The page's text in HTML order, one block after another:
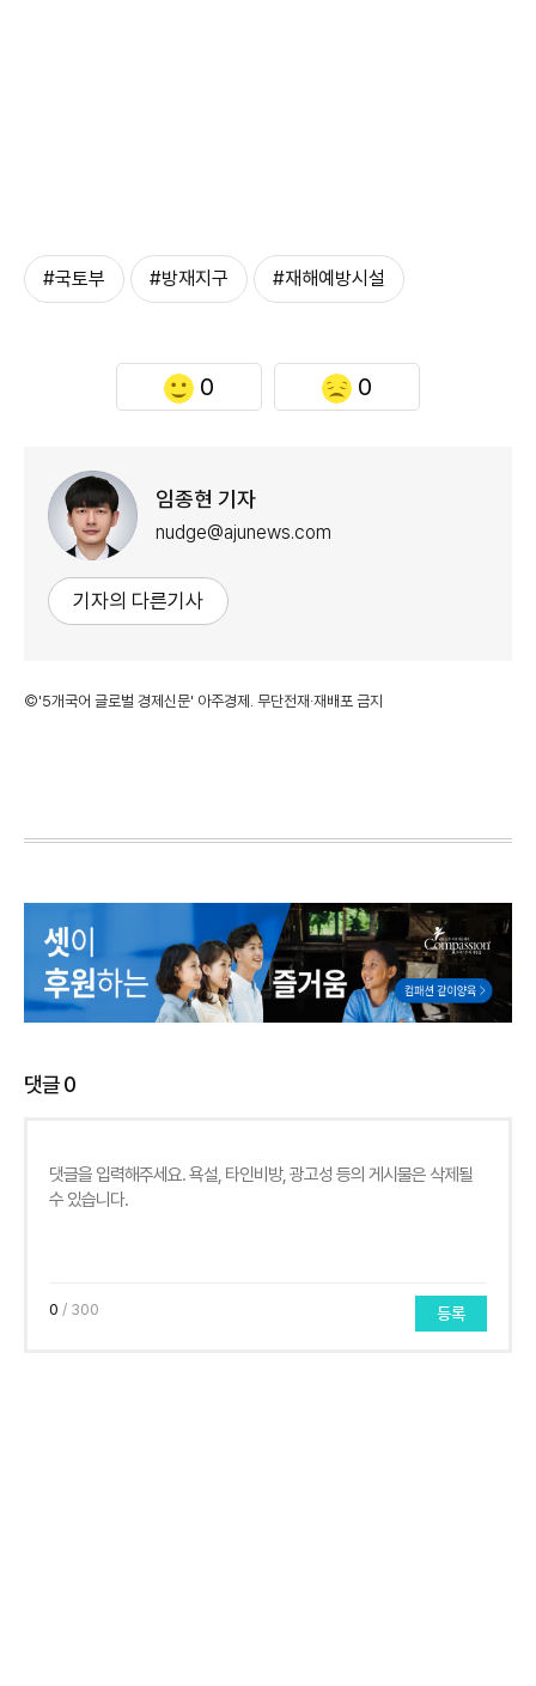
#국토부 #방재지구 #재해예방시설
0 0
임종현 기자
nudge@ajunews.com
기자의 다른기사
©'5개국어 글로벌 경제신문' 아주경제. 무단전재·재배포 금지
댓글0
0 / 300 등록